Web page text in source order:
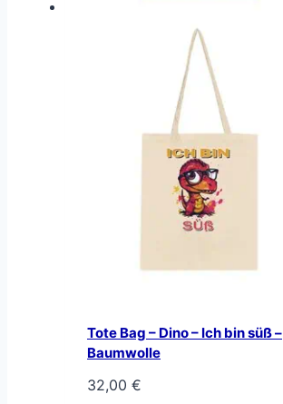
Tote Bag – Dino – Ich bin süß –
Baumwolle
32,00 €